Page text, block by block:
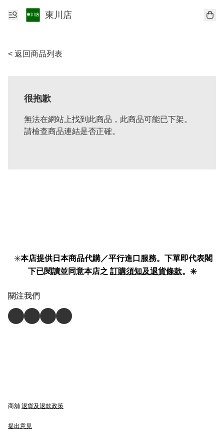
東川店
< 返回商品列表
很抱歉
無法在網站上找到此商品，此商品可能已下架。
請檢查商品連結是否正確。
✳️本店提供日本商品代購／平行進口服務。下單即代表閣
下已閱讀並同意本店之 訂購須知及退貨條款。✳️
關注我們
商舖 退貨及退款政策
提出意見